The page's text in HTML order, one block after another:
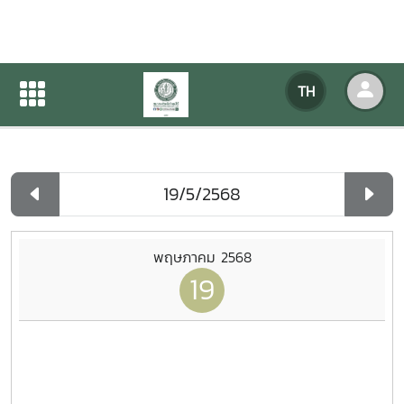
TH
ปฏิทินกิจกรรมของหน่วยงาน
ปฏิทินกิจกรรมของหน่วยงาน
พฤษภาคม 2568
19